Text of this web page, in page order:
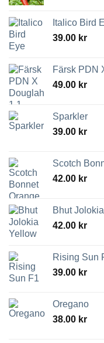
Italico Bird
39.00 kr
Färsk PDN
49.00 kr
Sparkler
39.00 kr
Scotch
42.00 kr
Bhut
42.00 kr
Rising Sun
39.00 kr
Oregano
38.00 kr